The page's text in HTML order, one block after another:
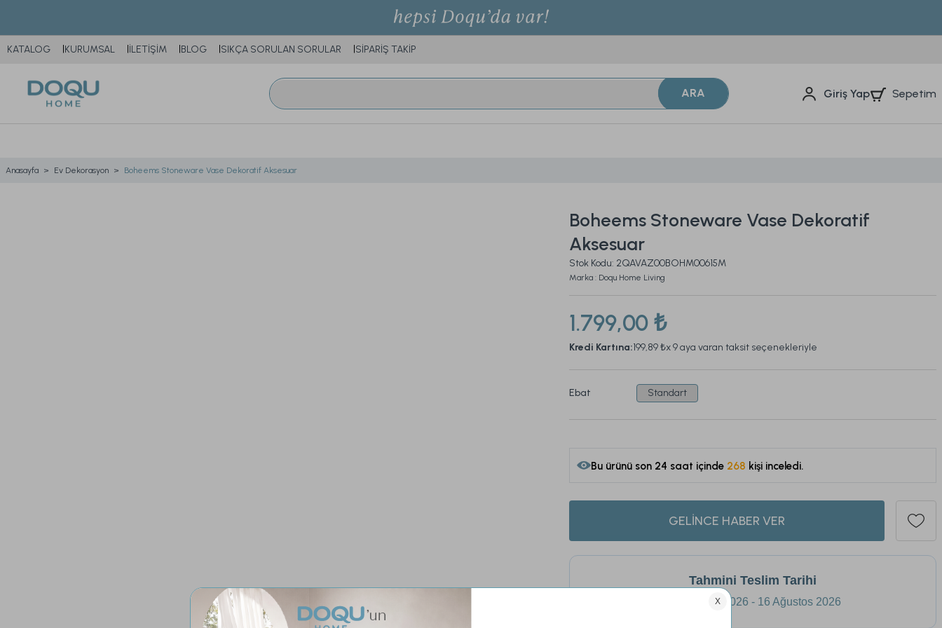
KATALOG KURUMSAL İLETİŞİM BLOG SIKÇA SORULAN SORULAR SİPARİŞ TAKİP
ARA Giriş Yap Sepetim
Anasayfa Ev Dekorasyon Boheems Stoneware Vase Dekoratif Aksesuar
Boheems Stoneware Vase Dekoratif
Aksesuar
Stok Kodu: 2QAVAZ00BOHM00615M
Marka : Doqu Home Living
1.799,00 ₺
Kredi Kartına:199,89 ₺x 9 aya varan taksit seçenekleriyle
Ebat Standart
160
GELİNCE HABER VER
Tahmini Teslim Tarihi
13 Ağustos 2026 - 16 Ağustos 2026